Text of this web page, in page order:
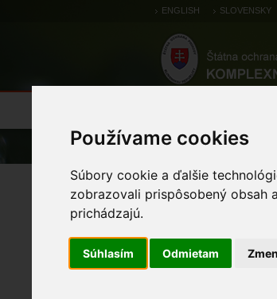
Používame cookies
Súbory cookie a ďalšie
zobrazovali prispôsobený obsah
prichádzajú.
Súhlasím Odmietam
ENGLISH SLOVENSKY
Úvod Atlas
katran